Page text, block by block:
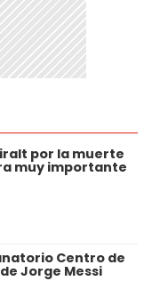
por la muerte
muy importante
Centro de
Jorge Messi